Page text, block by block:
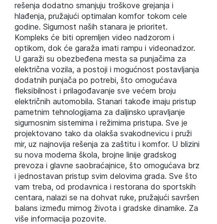
rešenja dodatno smanjuju troškove grejanja i
hlađenja, pružajući optimalan komfor tokom cele
godine. Sigurnost naših stanara je prioritet.
Kompleks će biti opremljen video nadzorom i
optikom, dok će garaža imati rampu i videonadzor.
U garaži su obezbeđena mesta sa punjačima za
električna vozila, a postoji i mogućnost postavljanja
dodatnih punjača po potrebi, što omogućava
fleksibilnost i prilagođavanje sve većem broju
električnih automobila. Stanari takođe imaju pristup
pametnim tehnologijama za daljinsko upravljanje
sigurnosnim sistemima i režimima pristupa. Sve je
projektovano tako da olakša svakodnevicu i pruži
mir, uz najnovija rešenja za zaštitu i komfor. U blizini
su nova moderna škola, brojne linije gradskog
prevoza i glavne saobraćajnice, što omogućava brz
i jednostavan pristup svim delovima grada. Sve što
vam treba, od prodavnica i restorana do sportskih
centara, nalazi se na dohvat ruke, pružajući savršen
balans između mirnog života i gradske dinamike. Za
više informacija pozovite.